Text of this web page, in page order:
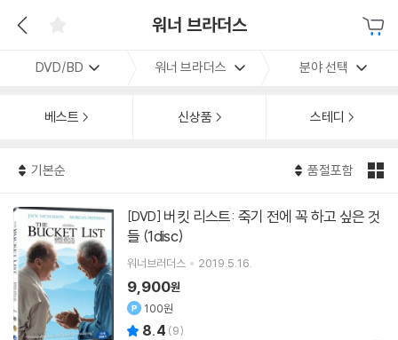
워너 브라더스
DVD/BD 워너 브라더스 분야 선택
베스트 신상품 스테디
기본순 품절포함
[DVD]
들 (1disc)
워너브러더스 2019.5.16.
9,900원
100원
8.4 (9)